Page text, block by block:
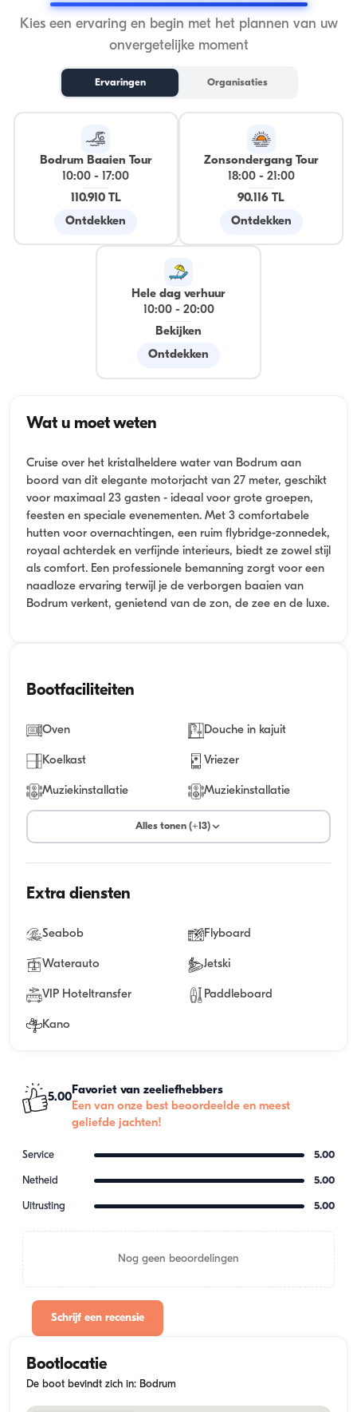
Kies een ervaring en begin met het plannen van uw
onvergetelijke moment
Ervaringen Organisaties
Bodrum Baaien Tour
10:00 -
17:00
110.910 TL
Ontdekken
Zonsondergang Tour
18:00- 21:00
90.116 TL
Ontdekken
Hele dag verhuur
10:00- 20:00
Bekijken
Ontdekken
Wat u moet weten
Cruise over het kristalheldere water van Bodrum aan
boord van dit elegante motorjacht van 27 meter, geschikt
voor maximaal 23 gasten - ideaal voor grote groepen,
feesten en speciale evenementen. Met 3 comfortabele
hutten voor overnachtingen, een ruim flybridge-zonnedek,
royaal achterdek en verfijnde interieurs, biedt ze zowel stijl
als comfort. Een professionele bemanning zorgt voor een
naadloze ervaring terwijl je de verborgen baaien van
Bodrum verkent, genietend van de zon, de zee en de luxe.
Bootfaciliteiten
Oven Douche in kajuit
Koelkast Vriezer
Muziekinstallatie Muziekinstallatie
Alles tonen (+13)
Extra diensten
Seabob Flyboard
Waterauto Jetski
VIP Hoteltransfer Paddleboard
Kano
5.00
Favoriet van zeeliefhebbers
Een van onze best beoordeelde en meest
geliefde jachten!
Service 5.00
Netheid 5.00
Uitrusting 5.00
Nog geen beoordelingen
Schrijf een recensie
Bootlocatie
De boot bevindt zich in: Bodrum